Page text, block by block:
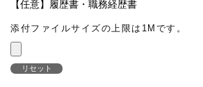
【任意】履歴書・職務経歴書
添付ファイルサイズの上限は1Mです。
リセット